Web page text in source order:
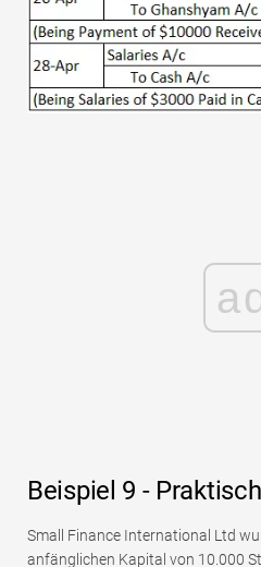
Beispiel 9 - Praktisch
Small Finance International Ltd
anfänglichen Kapital von 10.000